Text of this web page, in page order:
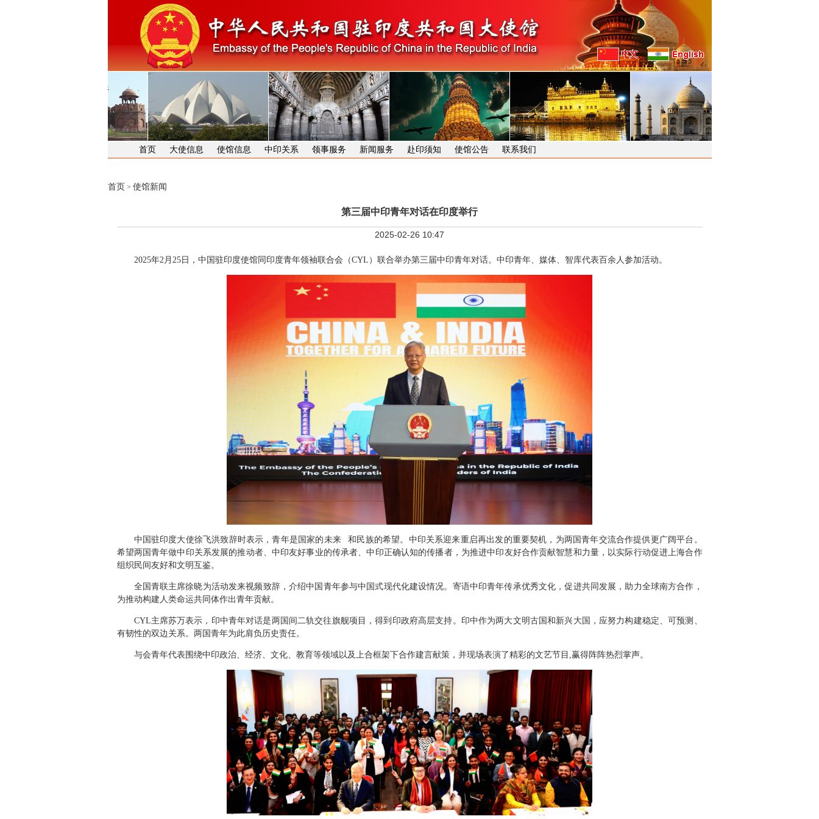
首页 大使信息 使馆信息 中印关系 领事服务 新闻服务 赴印须知 使馆公告 联系我们
首页 > 使馆新闻
第三届中印青年对话在印度举行
2025-02-26 10:47
2025年2月25日，中国驻印度使馆同印度青年领袖联合会（CYL）联合举办第三届中印青年对话。中印青年、媒体、智库代表百余人参加活动。
中国驻印度大使徐飞洪致辞时表示，青年是国家的未来 和民族的希望。中印关系迎来重启再出发的重要契机，为两国青年交流合作提供更广阔平台。
希望两国青年做中印关系发展的推动者、中印友好事业的传承者、中印正确认知的传播者，为推进中印友好合作贡献智慧和力量，以实际行动促进上海合作
组织民间友好和文明互鉴。
全国青联主席徐晓为活动发来视频致辞，介绍中国青年参与中国式现代化建设情况。寄语中印青年传承优秀文化，促进共同发展，助力全球南方合作，
为推动构建人类命运共同体作出青年贡献。
CYL主席苏万表示，印中青年对话是两国间二轨交往旗舰项目，得到印政府高层支持。印中作为两大文明古国和新兴大国，应努力构建稳定、可预测、
有韧性的双边关系。两国青年为此肩负历史责任。
与会青年代表围绕中印政治、经济、文化、教育等领域以及上合框架下合作建言献策，并现场表演了精彩的文艺节目,赢得阵阵热烈掌声。